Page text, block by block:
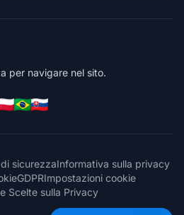
per navigare nel sito.
sicurezzaInformativa sulla privacy
GDPRImpostazioni cookie
Scelte sulla Privacy